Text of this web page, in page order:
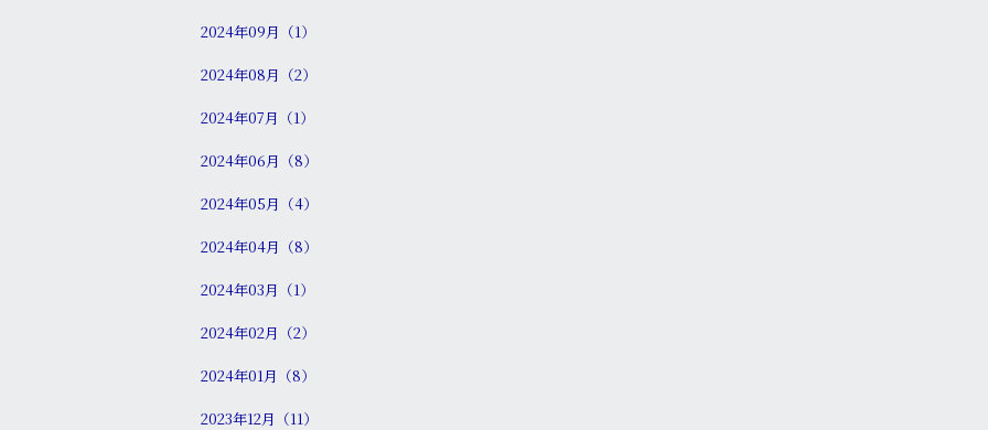
2024年09月（1）
2024年08月（2）
2024年07月（1）
2024年06月（8）
2024年05月（4）
2024年04月（8）
2024年03月（1）
2024年02月（2）
2024年01月（8）
2023年12月（11）